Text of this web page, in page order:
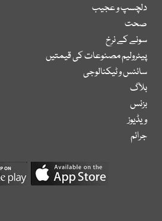
دلچسپ و عجیب
صحت
سونے کے نرخ
پیٹرولیم مصنوعات کی قیمتیں
سائنس و ٹیکنالوجی
بلاگ
بزنس
ویڈیوز
جرائم